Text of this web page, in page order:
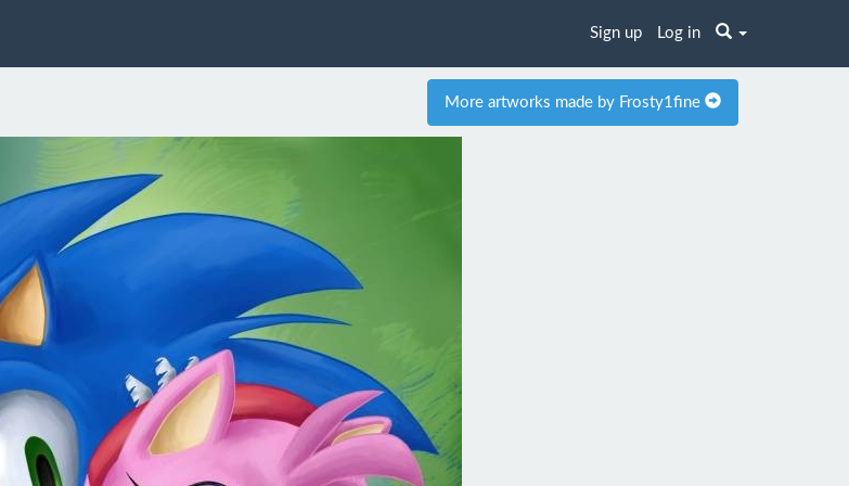
Sign up Log in
More artworks made by Frosty1fine